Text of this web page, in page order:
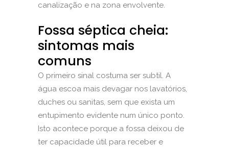
canalização e na zona envolvente.
Fossa séptica cheia:
sintomas mais
comuns
O primeiro sinal costuma ser subtil. A
água escoa mais devagar nos lavatórios,
duches ou sanitas, sem que exista um
entupimento evidente num único ponto.
Isto acontece porque a fossa deixou de
ter capacidade útil para receber e